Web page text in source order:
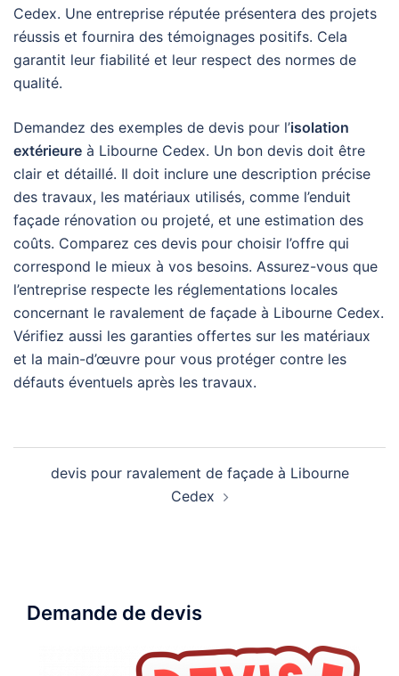
Cedex. Une entreprise réputée présentera des projets
réussis et fournira des témoignages positifs. Cela
garantit leur fiabilité et leur respect des normes de
qualité.
Demandez des exemples de devis pour l’isolation
extérieure à Libourne Cedex. Un bon devis doit être
clair et détaillé. Il doit inclure une description précise
des travaux, les matériaux utilisés, comme l’enduit
façade rénovation ou projeté, et une estimation des
coûts. Comparez ces devis pour choisir l’offre qui
correspond le mieux à vos besoins. Assurez-vous que
l’entreprise respecte les réglementations locales
concernant le ravalement de façade à Libourne Cedex.
Vérifiez aussi les garanties offertes sur les matériaux
et la main-d’œuvre pour vous protéger contre les
défauts éventuels après les travaux.
d’article
devis pour ravalement de façade à Libourne
Cedex
Demande de devis